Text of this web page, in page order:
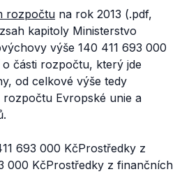
rozpočtu na rok 2013 (.pdf,
kapitoly Ministerstvo
výše 140 411 693 000
části rozpočtu, který jde
od celkové výše tedy
Evropské unie a
693 000 KčProstředky z
000 KčProstředky z finančních